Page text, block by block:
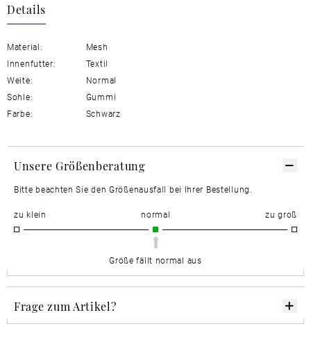
Details
Material:
Mesh
Innenfutter:
Textil
Weite:
Normal
Sohle:
Gummi
Farbe:
Schwarz
Unsere Größenberatung
Bitte beachten Sie den Größenausfall bei Ihrer Bestellung.
zu klein normal zu groß
Größe fällt normal aus
Frage zum Artikel?